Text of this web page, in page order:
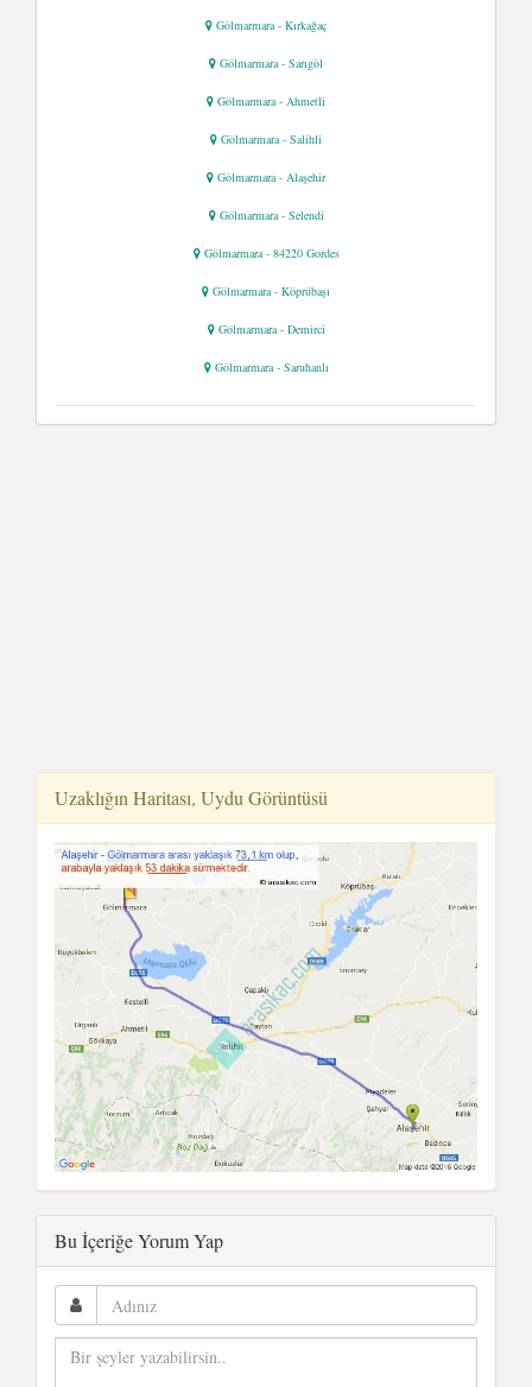
Gölmarmara - Kırkağaç
Gölmarmara - Sarıgöl
Gölmarmara - Ahmetli
Gölmarmara - Salihli
Gölmarmara - Alaşehir
Gölmarmara - Selendi
Gölmarmara - 84220 Gordes
Gölmarmara - Köprübaşı
Gölmarmara - Demirci
Gölmarmara - Saruhanlı
Uzaklığın Haritası, Uydu Görüntüsü
Bu İçeriğe Yorum Yap